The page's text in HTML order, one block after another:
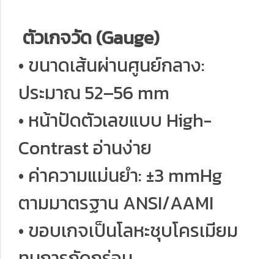
ตัวเกจวัด (Gauge)
• ขนาดเส้นผ่านศูนย์กลาง:
ประมาณ 52–56 mm
• หน้าปัดตัวเลขแบบ High-
Contrast อ่านง่าย
• ค่าความแม่นยำ: ±3 mmHg
ตามมาตรฐาน ANSI/AAMI
• ขอบเกจเป็นโลหะชุบโครเมียม